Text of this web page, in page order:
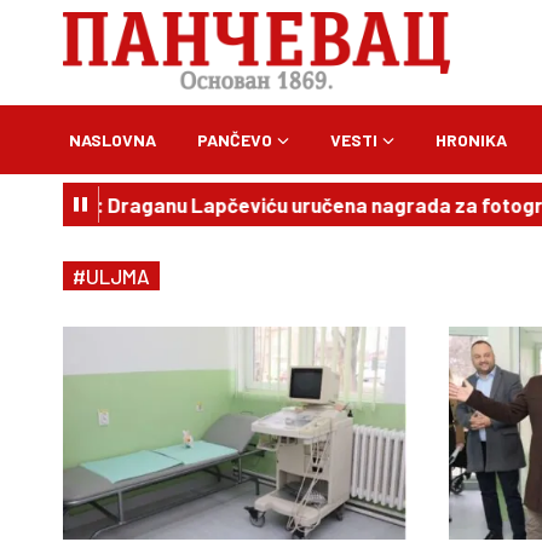
NASLOVNA PANČEVO VESTI HRONIKA
Draganu Lapčeviću uručena nagrada za fotografiju
#ULJMA